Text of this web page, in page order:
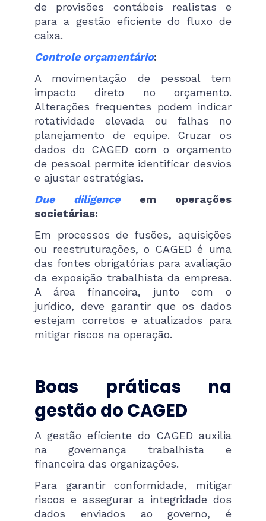
de provisões contábeis realistas e
para a gestão eficiente do fluxo de
caixa.
Controle orçamentário:
A movimentação de pessoal tem
impacto direto no orçamento.
Alterações frequentes podem indicar
rotatividade elevada ou falhas no
planejamento de equipe. Cruzar os
dados do CAGED com o orçamento
de pessoal permite identificar desvios
e ajustar estratégias.
Due diligenceem operações
societárias:
Em processos de fusões, aquisições
ou reestruturações, o CAGED é uma
das fontes obrigatórias para avaliação
da exposição trabalhista da empresa.
A área financeira, junto com o
jurídico, deve garantir que os dados
estejam corretos e atualizados para
mitigar riscos na operação.
Boas práticas na
gestão do CAGED
A gestão eficiente do CAGED auxilia
na governança trabalhista e
financeira das organizações.
Para garantir conformidade, mitigar
riscos e assegurar a integridade dos
dados enviados ao governo, é